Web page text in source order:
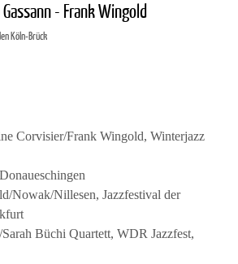
- Frank Wingold
Köln-Brück
Corvisier/Frank Wingold, Winterjazz
Nowak/Nillesen, Jazzfestival der
Büchi Quartett, WDR Jazzfest,